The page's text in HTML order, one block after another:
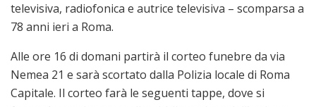
televisiva, radiofonica e autrice televisiva – scomparsa a
78 anni ieri a Roma.
Alle ore 16 di domani partirà il corteo funebre da via
Nemea 21 e sarà scortato dalla Polizia locale di Roma
Capitale. Il corteo farà le seguenti tappe, dove si